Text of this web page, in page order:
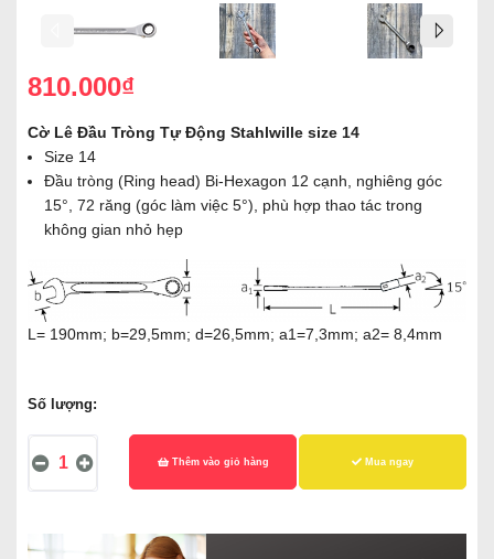
810.000₫
Cờ Lê Đầu Tròng Tự Động Stahlwille size 14
Size 14
Đầu tròng (Ring head) Bi-Hexagon 12 cạnh, nghiêng góc
15°, 72 răng (góc làm việc 5°), phù hợp thao tác trong
không gian nhỏ hẹp
L= 190mm; b=29,5mm; d=26,5mm; a1=7,3mm; a2= 8,4mm
Số lượng:
Thêm vào giỏ hàng Mua ngay